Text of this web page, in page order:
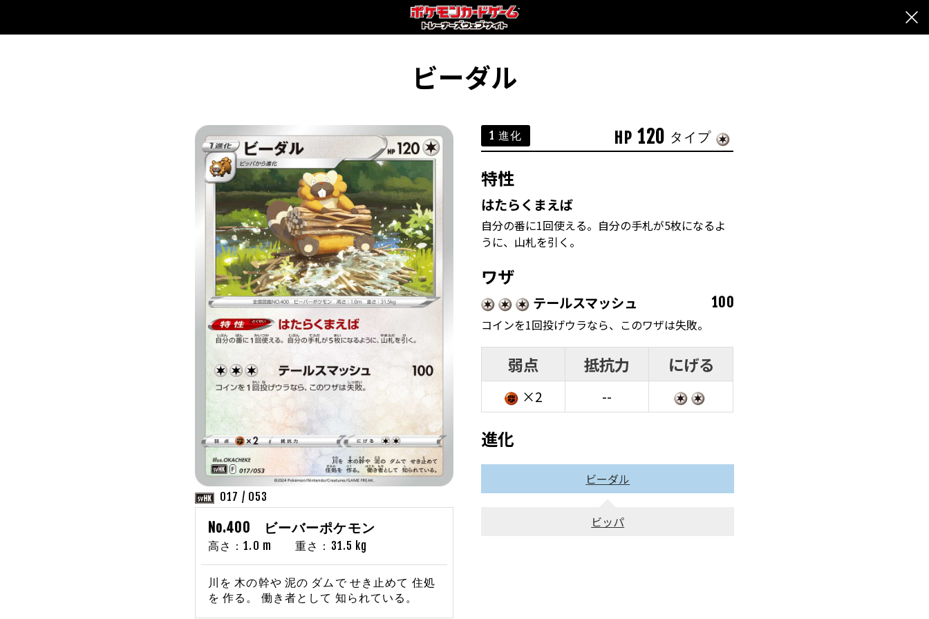
ビーダル
017 / 053
No.400 ビーバーポケモン
高さ：1.0 m 重さ：31.5 kg
川を 木の幹や 泥の ダムで せき止めて 住処
を 作る。 働き者として 知られている。
1 進化 HP 120 タイプ
特性
はたらくまえば
自分の番に1回使える。自分の手札が5枚になるよ
うに、山札を引く。
ワザ
テールスマッシュ
100
コインを1回投げウラなら、このワザは失敗。
弱点 抵抗力 にげる
×2 --
進化
ビーダル
ビッパ